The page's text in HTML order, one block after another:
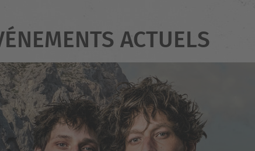
ACTUELS